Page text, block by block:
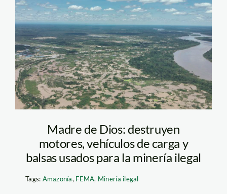
mineria-ilegal—
madre-de-dios—fema
Madre de Dios: destruyen
motores, vehículos de carga y
balsas usados para la minería ilegal
Tags: Amazonía, FEMA, Minería ilegal